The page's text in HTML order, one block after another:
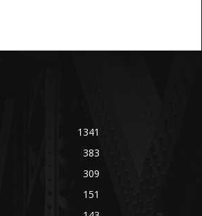
1341
383
309
151